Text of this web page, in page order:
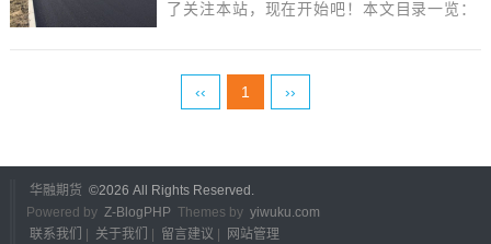
了关注本站，现在开始吧！本文目录一览：
‹‹ 1 ››
华融期货 ©2026 All Rights Reserved.
Powered by Z-BlogPHP Themes by yiwuku.com
联系我们
关于我们 留言建议 网站管理